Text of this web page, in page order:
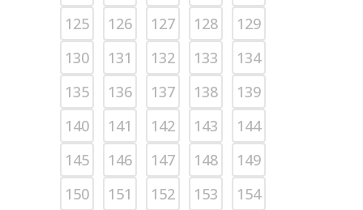
125
126 127 128
129
130
131 132 133
134
135
136 137 138
139
140
141 142 143
144
145
146 147 148
149
150
151 152 153
154